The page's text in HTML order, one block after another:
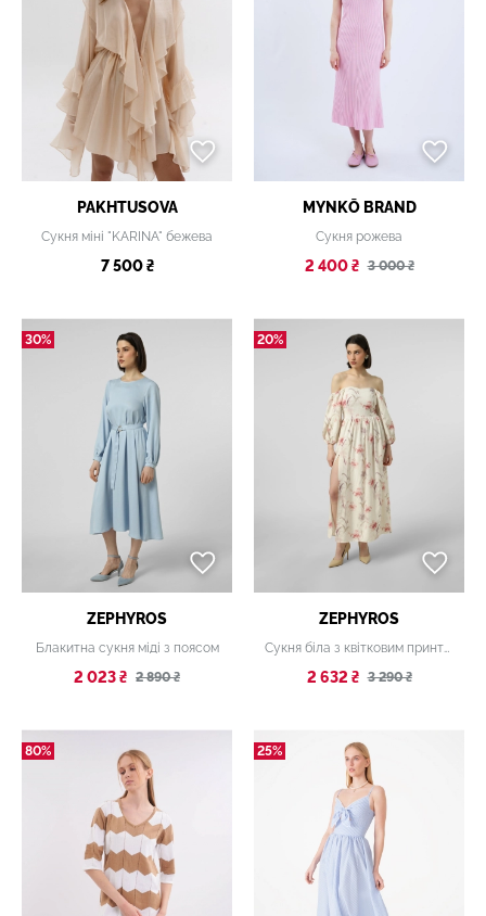
PAKHTUSOVA
Сукня міні "KARINA" бежева
7 500 ₴
MYNKŌ BRAND
Сукня рожева
2 400 ₴ 3 000 ₴
30%
ZEPHYROS
Блакитна сукня міді з поясом
2 023 ₴ 2 890 ₴
20%
ZEPHYROS
Сукня біла з квітковим принтом
2 632 ₴ 3 290 ₴
80% 25%